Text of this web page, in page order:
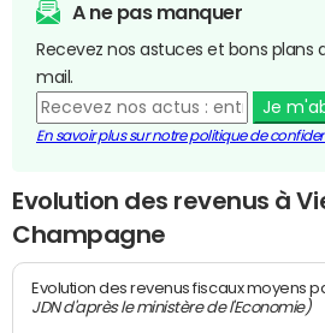
A ne pas manquer
Recevez nos astuces et bons
mail.
Je
En savoir plus sur notre politique de
Evolution des revenus à
Champagne
Evolution des revenus fiscaux moyens
JDN d'après le ministère de l'Economie)